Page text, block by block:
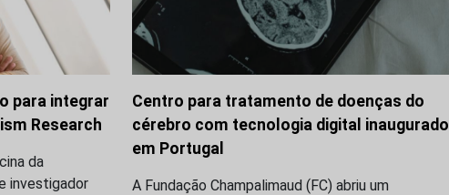
para integrar
Research
da
investigador
Centro para tratamento de doenças do
cérebro com tecnologia digital inaugurado
em Portugal
A Fundação Champalimaud (FC) abriu um